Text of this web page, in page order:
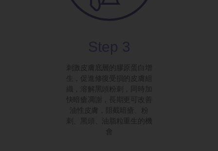
刺激皮膚底層的膠原蛋白增
生，促進修復受損的皮膚組
織，溶解黑頭粉刺，同時加
快暗瘡凋謝，長期更可改善
油性皮膚，阻截暗瘡、粉
刺、黑頭、油脂粒重生的機
會